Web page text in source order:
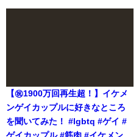
【㊗️1900万回再生超！】イケメ
ンゲイカップルに好きなところ
を聞いてみた！ #lgbtq #ゲイ #
ゲイカップル #筋肉 #イケメン